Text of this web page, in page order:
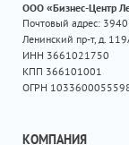
ООО «Бизнес-Центр
Почтовый адрес:
Ленинский пр-т, д.
ИНН 3661021750
КПП 366101001
ОГРН
КОМПАНИЯ